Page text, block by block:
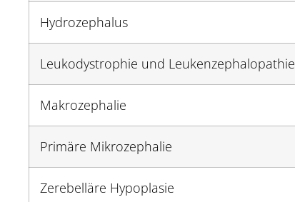
Hydrozephalus
Leukodystrophie und Leukenzephalopathie
Makrozephalie
Primäre Mikrozephalie
Zerebelläre Hypoplasie